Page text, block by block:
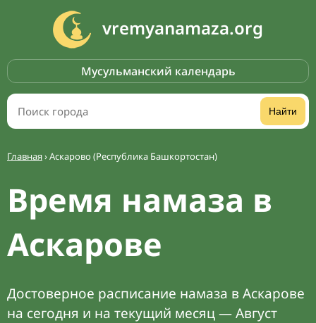
vremyanamaza.org
Мусульманский календарь
Найти
Главная›Аскарово (Республика Башкортостан)
Время намаза в
Аскарове
Достоверное расписание намаза в Аскарове
на сегодня и на текущий месяц — Август